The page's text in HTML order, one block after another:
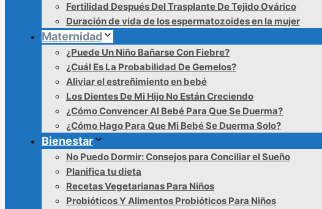
Fertilidad Después Del Trasplante De Tejido Ovárico
Duración de vida de los espermatozoides en la mujer
Maternidad
¿Puede Un Niño Bañarse Con Fiebre?
¿Cuál Es La Probabilidad De Gemelos?
Aliviar el estreñimiento en bebé
Los Dientes De Mi Hijo No Están Creciendo
¿Cómo Convencer Al Bebé Para Que Se Duerma?
¿Cómo Hago Para Que Mi Bebé Se Duerma Solo?
Bienestar
No Puedo Dormir: Consejos para Conciliar el Sueño
Planifica tu dieta
Recetas Vegetarianas Para Niños
Probióticos Y Alimentos Probióticos Para Niños